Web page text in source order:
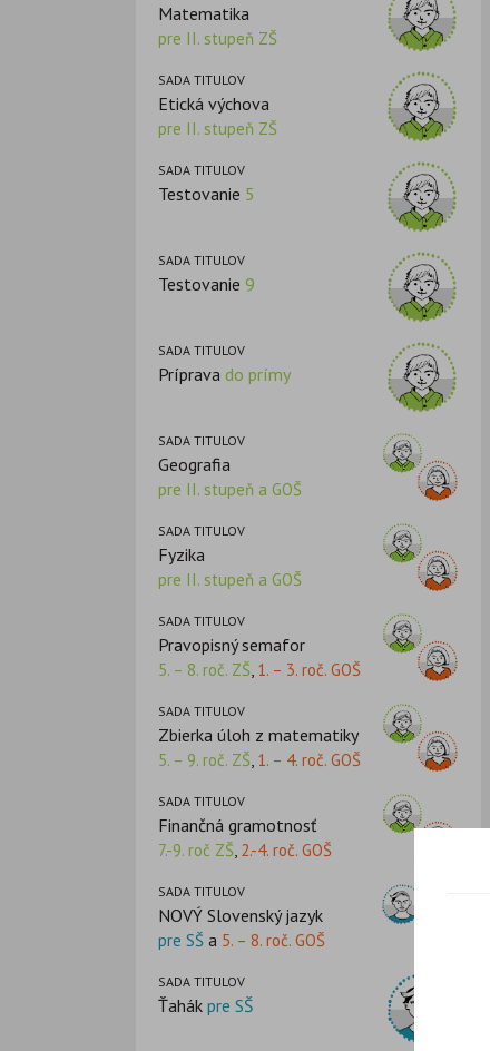
Matematika
pre II. stupeň ZŠ
SADA TITULOV
Etická výchova
pre II. stupeň ZŠ
SADA TITULOV
Testovanie 5
SADA TITULOV
Testovanie 9
SADA TITULOV
Príprava do prímy
SADA TITULOV
Geografia
pre II. stupeň a GOŠ
SADA TITULOV
Fyzika
pre II. stupeň a GOŠ
SADA TITULOV
Pravopisný semafor
5. – 8. roč. ZŠ,1. – 3. roč. GOŠ
SADA TITULOV
Zbierka úloh z matematiky
5. – 9. roč. ZŠ, 1. – 4. roč. GOŠ
SADA TITULOV
Finančná gramotnosť
7.-9. roč ZŠ, 2.-4. roč. GOŠ
SADA TITULOV
NOVÝ Slovenský jazyk
pre SŠ a 5. – 8. roč. GOŠ
SADA TITULOV
Ťahák pre SŠ